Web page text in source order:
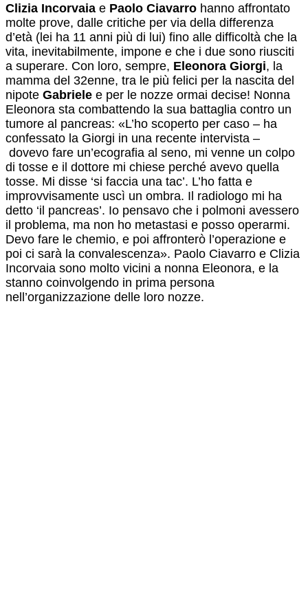
Clizia Incorvaia e Paolo Ciavarro hanno affrontato
molte prove, dalle critiche per via della differenza
d’età (lei ha 11 anni più di lui) fino alle difficoltà che la
vita, inevitabilmente, impone e che i due sono riusciti
a superare. Con loro, sempre, Eleonora Giorgi, la
mamma del 32enne, tra le più felici per la nascita del
nipote Gabriele e per le nozze ormai decise! Nonna
Eleonora sta combattendo la sua battaglia contro un
tumore al pancreas: «L’ho scoperto per caso – ha
confessato la Giorgi in una recente intervista –
dovevo fare un’ecografia al seno, mi venne un colpo
di tosse e il dottore mi chiese perché avevo quella
tosse. Mi disse ‘si faccia una tac’. L’ho fatta e
improvvisamente uscì un ombra. Il radiologo mi ha
detto ‘il pancreas’. Io pensavo che i polmoni avessero
il problema, ma non ho metastasi e posso operarmi.
Devo fare le chemio, e poi affronterò l’operazione e
poi ci sarà la convalescenza». Paolo Ciavarro e Clizia
Incorvaia sono molto vicini a nonna Eleonora, e la
stanno coinvolgendo in prima persona
nell’organizzazione delle loro nozze.